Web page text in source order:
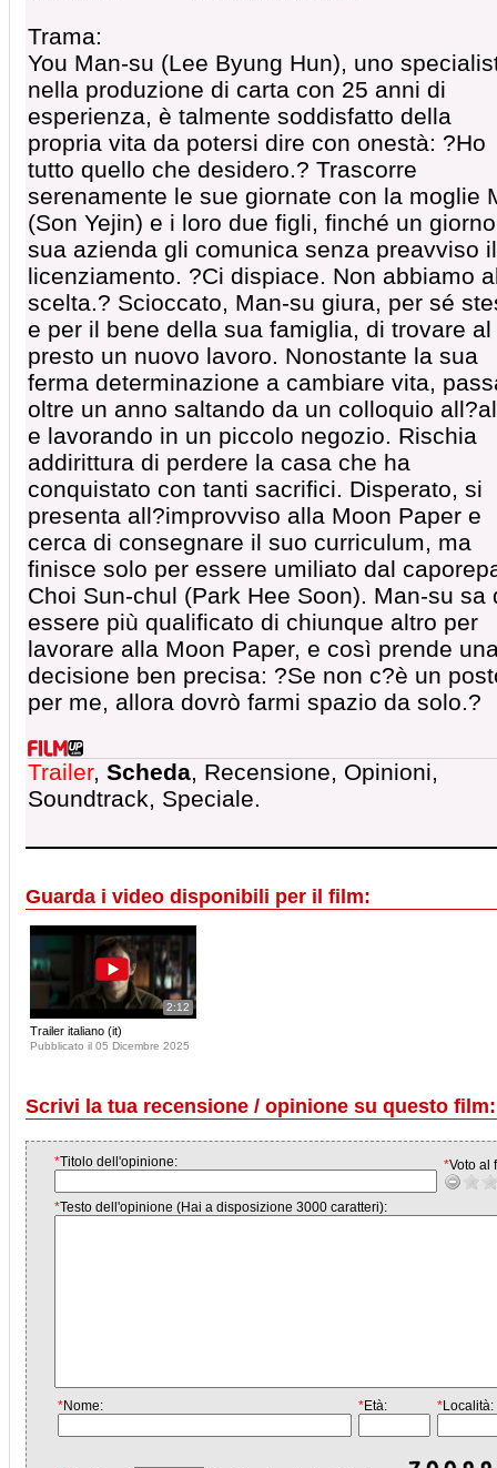
Trama:
You Man-su (Lee Byung Hun), uno
nella produzione di carta con 25 anni di
esperienza, è talmente soddisfatto della
propria vita da potersi dire con onestà: ?Ho
tutto quello che desidero.? Trascorre
serenamente le sue giornate con la moglie
(Son Yejin) e i loro due figli, finché un
sua azienda gli comunica senza preavviso il
licenziamento. ?Ci dispiace. Non abbiamo
scelta.? Scioccato, Man-su giura, per sé
e per il bene della sua famiglia, di trovare al
presto un nuovo lavoro. Nonostante la sua
ferma determinazione a cambiare vita,
oltre un anno saltando da un colloquio
e lavorando in un piccolo negozio. Rischia
addirittura di perdere la casa che ha
conquistato con tanti sacrifici. Disperato, si
presenta all?improvviso alla Moon Paper e
cerca di consegnare il suo curriculum, ma
finisce solo per essere umiliato dal
Choi Sun-chul (Park Hee Soon). Man-su sa
essere più qualificato di chiunque altro per
lavorare alla Moon Paper, e così prende
decisione ben precisa: ?Se non c?è un
per me, allora dovrò farmi spazio da solo.?
Trailer, Scheda, Recensione, Opinioni,
Soundtrack, Speciale.
Guarda i video disponibili per il film:
2:12
Trailer italiano (it)
Pubblicato il 05 Dicembre 2025
Scrivi la tua recensione / opinione su questo
*Titolo dell'opinione: *Voto al
*Testo dell'opinione (Hai a disposizione 3000 caratteri):
*Nome: *Età: *Località: